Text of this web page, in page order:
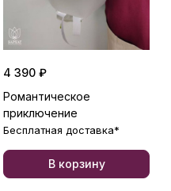
4 390 ₽
Романтическое
приключение
Бесплатная доставка*
В корзину